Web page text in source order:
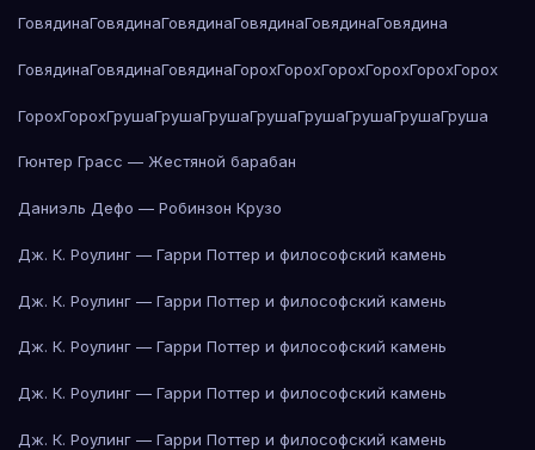
ГовядинаГовядинаГовядинаГовядинаГовядинаГовядина
ГовядинаГовядинаГовядинаГорохГорохГорохГорохГорохГорох
ГорохГорохГрушаГрушаГрушаГрушаГрушаГрушаГрушаГруша
Гюнтер Грасс — Жестяной барабан
Даниэль Дефо — Робинзон Крузо
Дж. К. Роулинг — Гарри Поттер и философский камень
Дж. К. Роулинг — Гарри Поттер и философский камень
Дж. К. Роулинг — Гарри Поттер и философский камень
Дж. К. Роулинг — Гарри Поттер и философский камень
Дж. К. Роулинг — Гарри Поттер и философский камень